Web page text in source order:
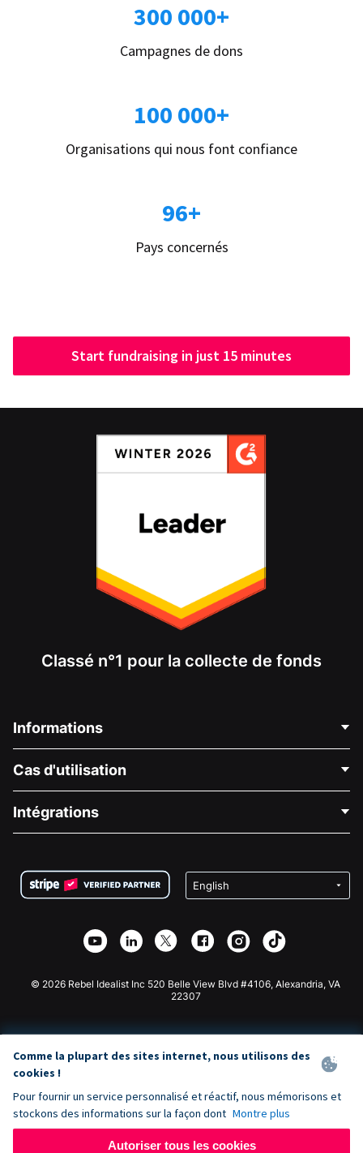
300 000+
Campagnes de dons
100 000+
Organisations qui nous font confiance
96+
Pays concernés
Start fundraising in just 15 minutes
Classé n°1 pour la collecte de fonds
Informations
À propos de nous
Carrières
Confidentialité
Partenariat d'affiliation
Bibliothèque
Cas d'utilisation
Collecte de fonds médicale
Collecte de fonds caritative
Intégrations
Plugin de don Wix
Application de don Webflow
Don Joomla
© 2026 Rebel Idealist Inc 520 Belle View Blvd #4106, Alexandria, VA
22307
Comme la plupart des sites internet, nous utilisons des
cookies !
Pour fournir un service personnalisé et réactif, nous mémorisons et
stockons des informations sur la façon dont Montre plus
Autoriser tous les cookies